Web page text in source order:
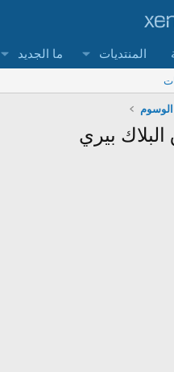
المنتديات ما الجديد
الوسوم
بيري